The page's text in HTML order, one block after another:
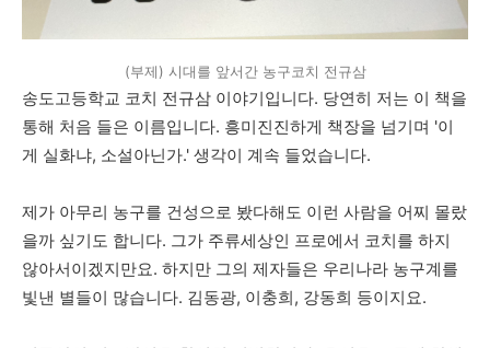
(부제) 시대를 앞서간 농구코치 전규삼
송도고등학교 코치 전규삼 이야기입니다. 당연히 저는 이 책을
통해 처음 들은 이름입니다. 흥미진진하게 책장을 넘기며 '이
게 실화냐, 소설아닌가.' 생각이 계속 들었습니다.
제가 아무리 농구를 건성으로 봤다해도 이런 사람을 어찌 몰랐
을까 싶기도 합니다. 그가 주류세상인 프로에서 코치를 하지
않아서이겠지만요. 하지만 그의 제자들은 우리나라 농구계를
빛낸 별들이 많습니다. 김동광, 이충희, 강동희 등이지요.